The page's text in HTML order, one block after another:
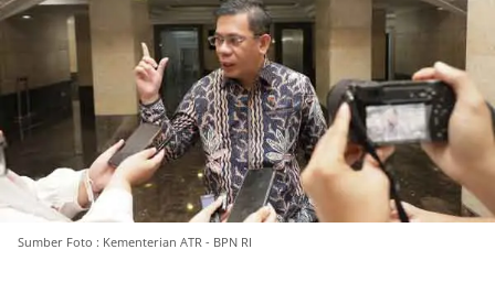
Sumber Foto : Kementerian ATR - BPN RI